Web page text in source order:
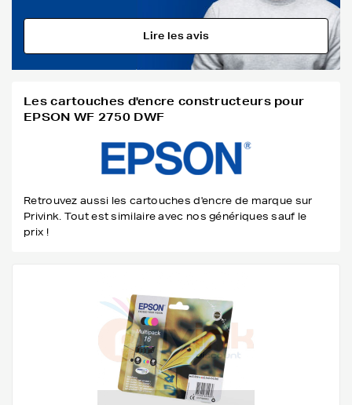
Lire les avis
Les cartouches d'encre constructeurs pour
EPSON WF 2750 DWF
Retrouvez aussi les cartouches d'encre de marque sur
Privink. Tout est similaire avec nos génériques sauf le
prix !